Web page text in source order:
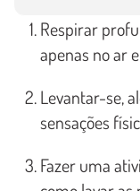
Respirar
apenas no ar
Levantar-se,
sensações
Fazer uma